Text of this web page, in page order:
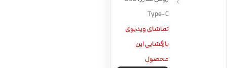
Type-C
تماشای ویدیوی
بازگشایی این
محصول